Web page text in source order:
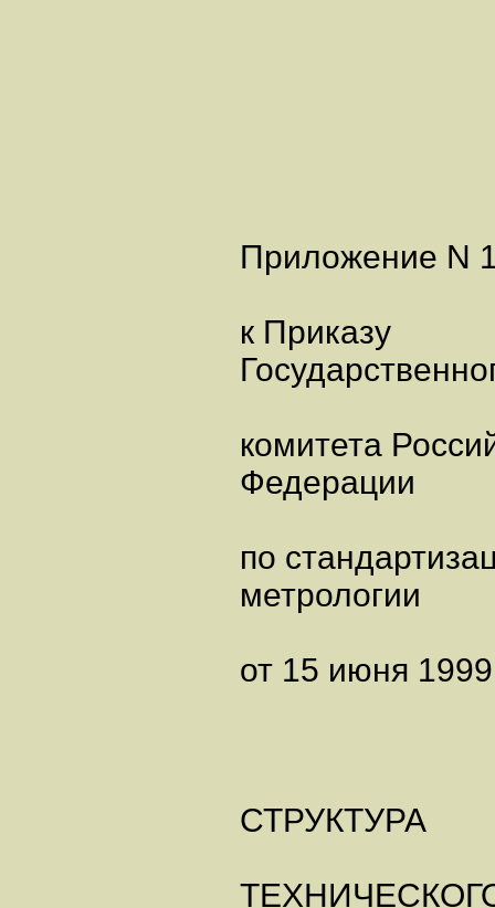
Приложение N
к Приказу
комитета
Федерации
по
метрологии
от 15 июня 1999
СТРУКТУРА